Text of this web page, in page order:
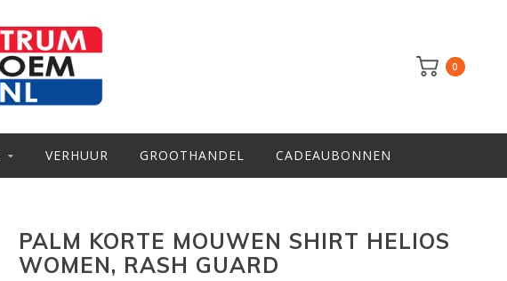
0
VERHUUR GROOTHANDEL CADEAUBONNEN
PALM KORTE MOUWEN SHIRT HELIOS
WOMEN, RASH GUARD